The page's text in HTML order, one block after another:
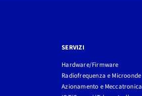
SERVIZI
Hardware/Firmware
Radiofrequenza e Microonde
Azionamento e Meccatronica